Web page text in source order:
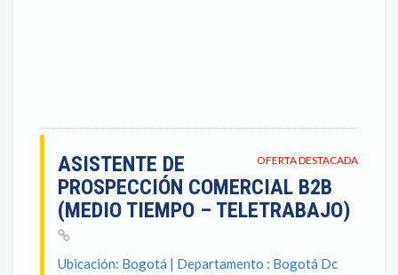
OFERTA DESTACADA
ASISTENTE DE
PROSPECCIÓN COMERCIAL B2B
(MEDIO TIEMPO – TELETRABAJO)
Ubicación: Bogotá | Departamento : Bogotá Dc